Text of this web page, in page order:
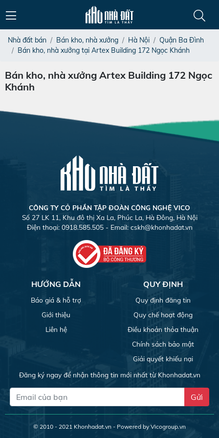
Nhà đất bán Bán kho, nhà xưởng Hà Nội
Quận Ba Đình
Bán kho, nhà xưởng tại Artex Building 172 Ngọc Khánh
Bán kho, nhà xưởng Artex Building 172 Ngọc
Khánh
CÔNG TY CỎ PHẦN TẬP ĐOÀN CÔNG NGHỆ VICO
Số 27 LK 11, Khu đô thị Xa La, Phúc La, Hà Đông, Hà Nội
Điện thoại: 0918.585.505 - Email: cskh@khonhadat.vn
HƯỚNG DẪN
Báo giá & hỗ trợ
Giới thiệu
Liên hệ
QUY ĐỊNH
Quy định đăng tin
Quy chế hoạt động
Điều khoản thỏa thuận
Chính sách bảo mật
Giải quyết khiếu nại
Đăng ký ngay để nhận thông tin mới nhất từ Khonhadat.vn
Gửi
© 2010 - 2021 Khonhadat.vn - Powered by Vicogroup.vn